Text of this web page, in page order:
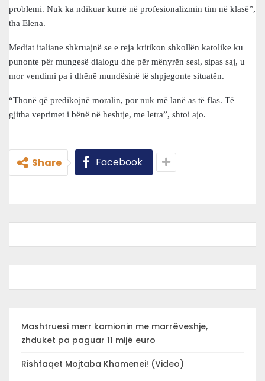
problemi. Nuk ka ndikuar kurrë në profesionalizmin tim në klasë”,
tha Elena.
Mediat italiane shkruajnë se e reja kritikon shkollën katolike ku
punonte për mungesë dialogu dhe për mënyrën sesi, sipas saj, u
mor vendimi pa i dhënë mundësinë të shpjegonte situatën.
“Thonë që predikojnë moralin, por nuk më lanë as të flas. Të
gjitha veprimet i bënë në heshtje, me letra”, shtoi ajo.
Share Facebook
Mashtruesi merr kamionin me marrëveshje,
zhduket pa paguar 11 mijë euro
Rishfaqet Mojtaba Khamenei! (Video)